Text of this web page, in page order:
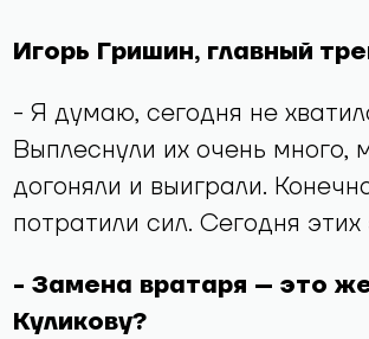
Игорь Гришин, главный
- Я думаю, сегодня не
Выплеснули их очень много,
догоняли и выиграли.
потратили сил. Сегодня
- Замена вратаря – это
Куликову?